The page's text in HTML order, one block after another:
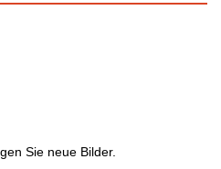
Sie neue Bilder.